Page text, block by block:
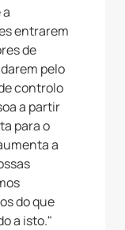
entrarem
de
pelo
controlo
a partir
para o
a
do que
a isto."